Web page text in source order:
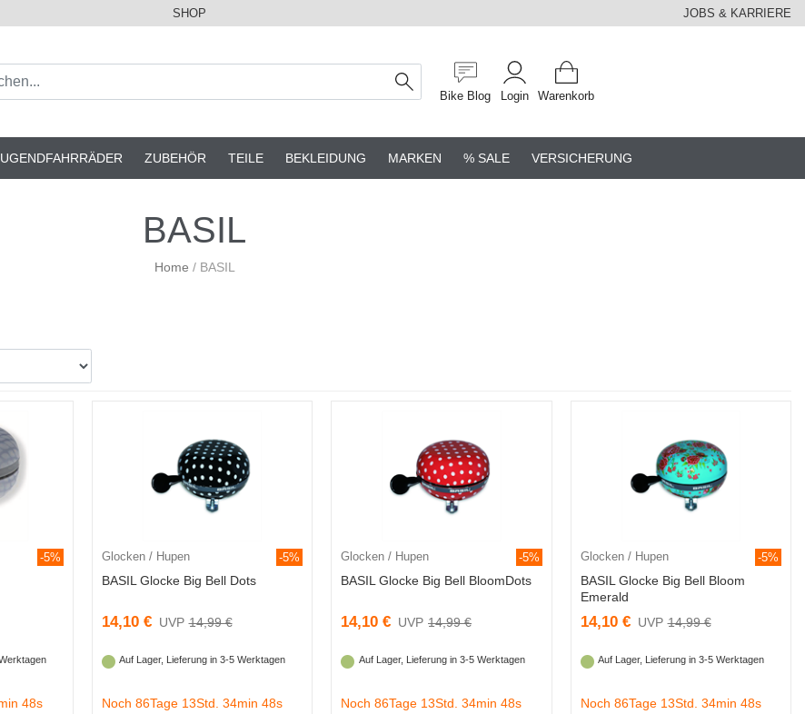
SHOP JOBS & KARRIERE
Bike Blog Login Warenkorb
ZUBEHÖR TEILE BEKLEIDUNG MARKEN % SALE VERSICHERUNG
BASIL
Home / BASIL
-5%
47s
Glocken / Hupen -5%
BASIL Glocke Big Bell Dots
14,10 € 14,99 €
Auf Lager, Lieferung in 3-5 Werktagen
Noch 86Tage 13Std. 34min 47s
Glocken / Hupen -5%
BASIL Glocke Big Bell BloomDots
14,10 € 14,99 €
Auf Lager, Lieferung in 3-5 Werktagen
Noch 86Tage 13Std. 34min 47s
Glocken / Hupen -5%
BASIL Glocke Big Bell Bloom
Emerald
14,10 € 14,99 €
Auf Lager, Lieferung in 3-5 Werktagen
Noch 86Tage 13Std. 34min 47s